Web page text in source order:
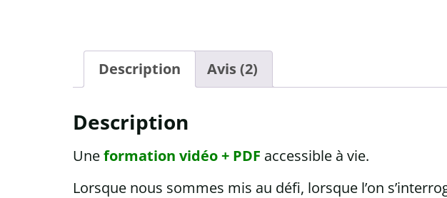
Description Avis (2)
Description
Uneformation vidéo + PDF accessible à vie.
Lorsque nous sommes mis au défi, lorsque l’on